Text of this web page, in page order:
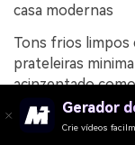
casa modernas
Tons frios limpos
prateleiras
acinzentado
viridiano para
categorias. O
Gerador
Crie vídeos